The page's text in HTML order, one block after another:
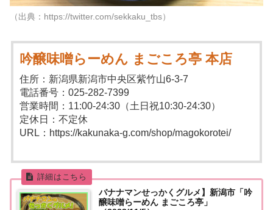
（出典：https://twitter.com/sekkaku_tbs）
吟醸味噌らーめん まごころ亭 本店
住所：新潟県新潟市中央区紫竹山6-3-7
電話番号：025-282-7399
営業時間：11:00-24:30（土日祝10:30-24:30）
定休日：不定休
URL：https://kakunaka-g.com/shop/magokorotei/
バナナマンせっかくグルメ】新潟市「吟
醸味噌らーめん まごころ亭」